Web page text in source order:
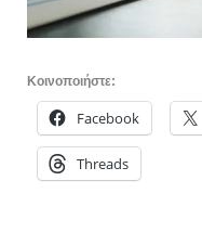
Κοινοποιήστε:
Facebook
Threads